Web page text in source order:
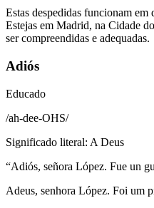
Estas despedidas funcionam
Estejas em Madrid, na Cidade
ser compreendidas e adequadas.
Adiós
Educado
/ah-dee-OHS/
Significado literal: A Deus
“Adiós, señora López. Fue un
Adeus, senhora López. Foi um